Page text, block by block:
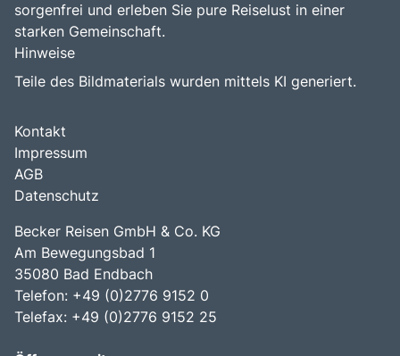
sorgenfrei und erleben Sie pure Reiselust in einer
starken Gemeinschaft.
Hinweise
Teile des Bildmaterials wurden mittels KI generiert.
Kontakt
Impressum
AGB
Datenschutz
Becker Reisen GmbH & Co. KG
Am Bewegungsbad 1
35080 Bad Endbach
Telefon: +49 (0)2776 9152 0
Telefax: +49 (0)2776 9152 25